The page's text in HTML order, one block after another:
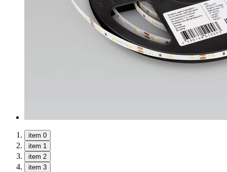
item 0
item 1
item 2
item 3